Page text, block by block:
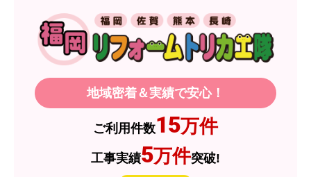
【その他感想・コメント】
製品価格もですが、設置や保証なども充実してい
るので、今後も頼りになるショップの一つです。
2026年7月3日 19:01
欲しい商品をスムーズに注文できましたか？
地域密着＆実績で安心！
ご利用件数15万件
工事実績5万件突破!